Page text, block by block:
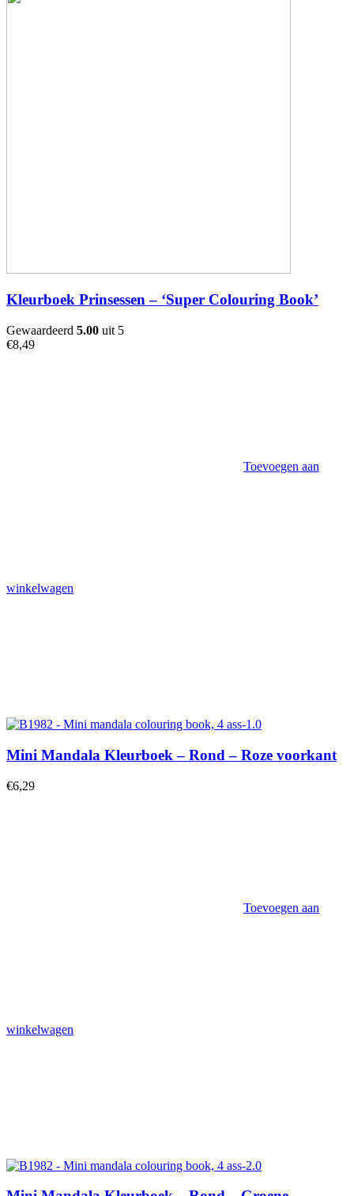
Kleurboek Prinsessen – ‘Super Colouring Book’
Gewaardeerd 5.00 uit 5
€8,49
Toevoegen aan
winkelwagen
Mini Mandala Kleurboek – Rond – Roze voorkant
€6,29
Toevoegen aan
winkelwagen